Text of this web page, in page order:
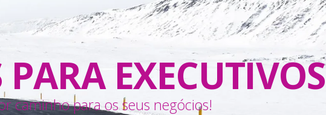
EXECUTIVOS
caminho para os seus negócios!